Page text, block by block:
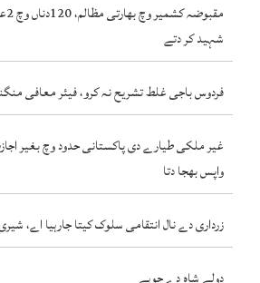
شہید کر دتے
فردوس باجی غلط تشریح نہ کرو، فیئر معافی
غیر ملکی طیارے دی پاکستانی حدود وچ بغیر
واپس بھجا دتا
زرداری دے نال انتقامی سلوک کیتا جارہیا اے،